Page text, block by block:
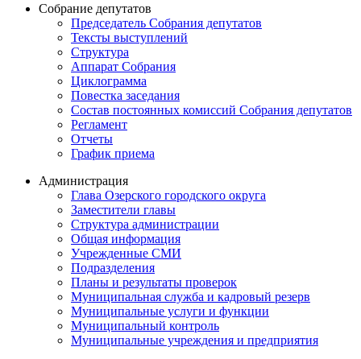
Собрание депутатов
Председатель Собрания депутатов
Тексты выступлений
Структура
Аппарат Собрания
Циклограмма
Повестка заседания
Состав постоянных комиссий Собрания депутатов
Регламент
Отчеты
График приема
Администрация
Глава Озерского городского округа
Заместители главы
Структура администрации
Общая информация
Учрежденные СМИ
Подразделения
Планы и результаты проверок
Муниципальная служба и кадровый резерв
Муниципальные услуги и функции
Муниципальный контроль
Муниципальные учреждения и предприятия